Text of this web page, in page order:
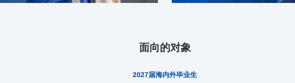
面向的对象
2027届海内外毕业生